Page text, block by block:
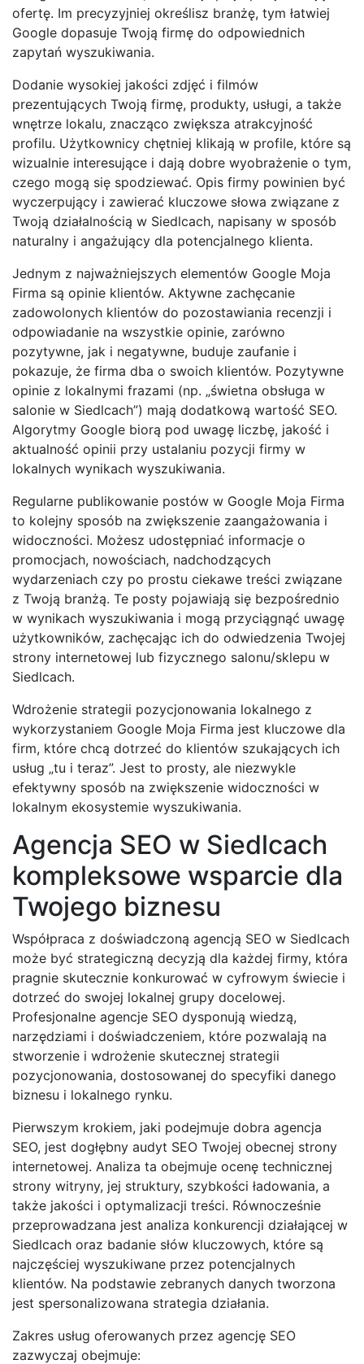
ofertę. Im precyzyjniej określisz branżę, tym łatwiej
Google dopasuje Twoją firmę do odpowiednich
zapytań wyszukiwania.
Dodanie wysokiej jakości zdjęć i filmów
prezentujących Twoją firmę, produkty, usługi, a także
wnętrze lokalu, znacząco zwiększa atrakcyjność
profilu. Użytkownicy chętniej klikają w profile, które są
wizualnie interesujące i dają dobre wyobrażenie o tym,
czego mogą się spodziewać. Opis firmy powinien być
wyczerpujący i zawierać kluczowe słowa związane z
Twoją działalnością w Siedlcach, napisany w sposób
naturalny i angażujący dla potencjalnego klienta.
Jednym z najważniejszych elementów Google Moja
Firma są opinie klientów. Aktywne zachęcanie
zadowolonych klientów do pozostawiania recenzji i
odpowiadanie na wszystkie opinie, zarówno
pozytywne, jak i negatywne, buduje zaufanie i
pokazuje, że firma dba o swoich klientów. Pozytywne
opinie z lokalnymi frazami (np. „świetna obsługa w
salonie w Siedlcach”) mają dodatkową wartość SEO.
Algorytmy Google biorą pod uwagę liczbę, jakość i
aktualność opinii przy ustalaniu pozycji firmy w
lokalnych wynikach wyszukiwania.
Regularne publikowanie postów w Google Moja Firma
to kolejny sposób na zwiększenie zaangażowania i
widoczności. Możesz udostępniać informacje o
promocjach, nowościach, nadchodzących
wydarzeniach czy po prostu ciekawe treści związane
z Twoją branżą. Te posty pojawiają się bezpośrednio
w wynikach wyszukiwania i mogą przyciągnąć uwagę
użytkowników, zachęcając ich do odwiedzenia Twojej
strony internetowej lub fizycznego salonu/sklepu w
Siedlcach.
Wdrożenie strategii pozycjonowania lokalnego z
wykorzystaniem Google Moja Firma jest kluczowe dla
firm, które chcą dotrzeć do klientów szukających ich
usług „tu i teraz”. Jest to prosty, ale niezwykle
efektywny sposób na zwiększenie widoczności w
lokalnym ekosystemie wyszukiwania.
Agencja SEO w Siedlcach
kompleksowe wsparcie dla
Twojego biznesu
Współpraca z doświadczoną agencją SEO w Siedlcach
może być strategiczną decyzją dla każdej firmy, która
pragnie skutecznie konkurować w cyfrowym świecie i
dotrzeć do swojej lokalnej grupy docelowej.
Profesjonalne agencje SEO dysponują wiedzą,
narzędziami i doświadczeniem, które pozwalają na
stworzenie i wdrożenie skutecznej strategii
pozycjonowania, dostosowanej do specyfiki danego
biznesu i lokalnego rynku.
Pierwszym krokiem, jaki podejmuje dobra agencja
SEO, jest dogłębny audyt SEO Twojej obecnej strony
internetowej. Analiza ta obejmuje ocenę technicznej
strony witryny, jej struktury, szybkości ładowania, a
także jakości i optymalizacji treści. Równocześnie
przeprowadzana jest analiza konkurencji działającej w
Siedlcach oraz badanie słów kluczowych, które są
najczęściej wyszukiwane przez potencjalnych
klientów. Na podstawie zebranych danych tworzona
jest spersonalizowana strategia działania.
Zakres usług oferowanych przez agencję SEO
zazwyczaj obejmuje: